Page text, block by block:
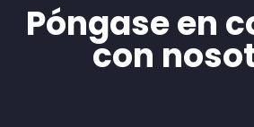
Póngase en
con